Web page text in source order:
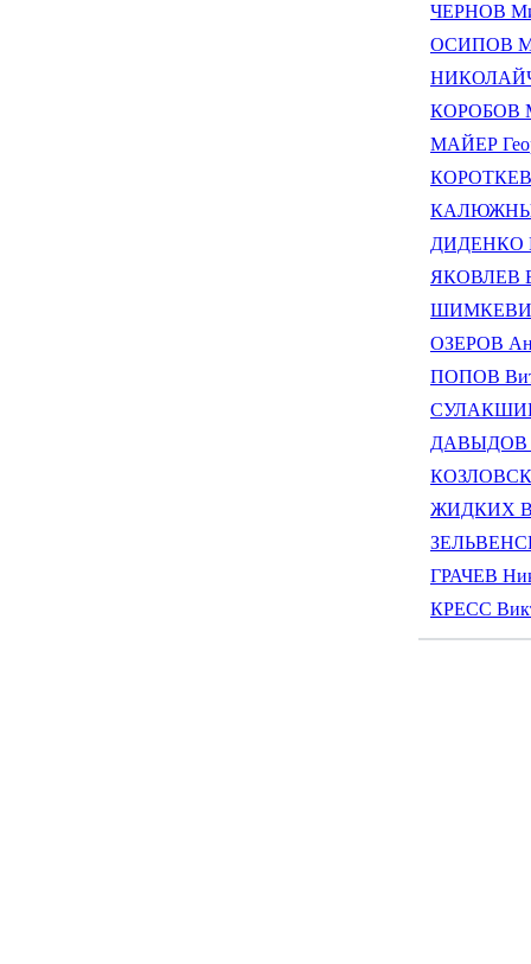
ЧЕРНОВ
ОСИПОВ
КОРОБОВ
МАЙЕР
КАЛЮЖНЫЙ
ДИДЕНКО
ЯКОВЛЕВ
ШИМКЕВИЧ
ОЗЕРОВ
ПОПОВ
СУЛАКШИН
ДАВЫДОВ
ЖИДКИХ
ГРАЧЕВ
КРЕСС